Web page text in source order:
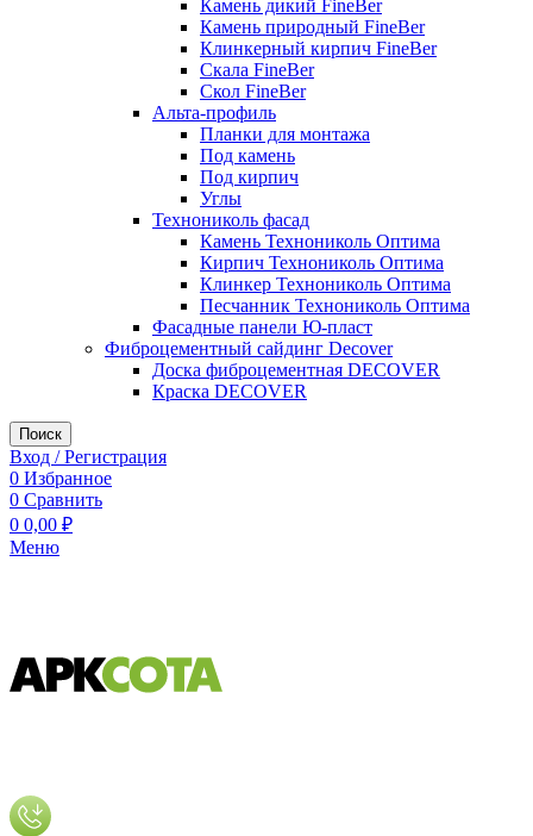
Камень дикий FineBer
Камень природный FineBer
Клинкерный кирпич FineBer
Скала FineBer
Скол FineBer
Альта-профиль
Планки для монтажа
Под камень
Под кирпич
Углы
Технониколь фасад
Камень Технониколь Оптима
Кирпич Технониколь Оптима
Клинкер Технониколь Оптима
Песчанник Технониколь Оптима
Фасадные панели Ю-пласт
Фиброцементный сайдинг Decover
Доска фиброцементная DECOVER
Краска DECOVER
Поиск
Вход / Регистрация
0 Избранное
0 Сравнить
0 0,00 ₽
Меню